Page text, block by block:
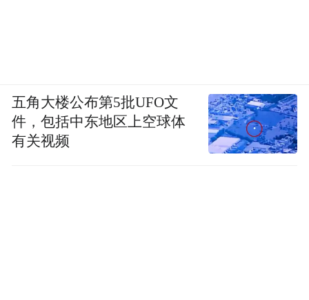
五角大楼公布第5批UFO文
件，包括中东地区上空球体
有关视频